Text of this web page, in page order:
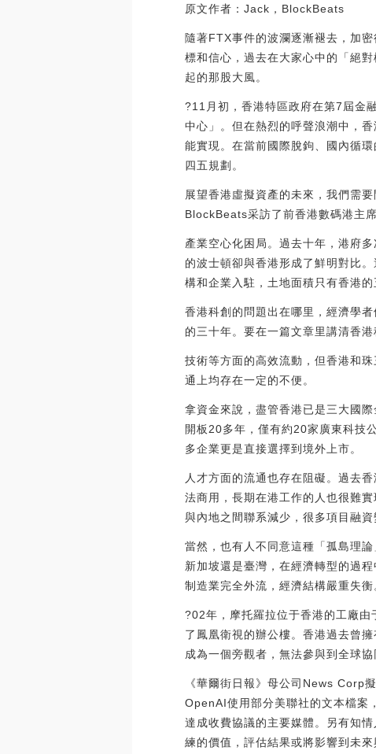
原文作者：Jack，BlockBeats
隨著FTX事件的波瀾逐漸褪去，加
標和信心，過去在大家心中的「絕
起的那股大風。
?11月初，香港特區政府在第7屆金
中心」。但在熱烈的呼聲浪潮中，
能實現。在當前國際脫鉤、國內循
四五規劃。
展望香港虛擬資產的未來，我們需
BlockBeats采訪了前香港數碼港主
產業空心化困局。過去十年，港府
的波士頓卻與香港形成了鮮明對比
構和企業入駐，土地面積只有香港
香港科創的問題出在哪里，經濟學
的三十年。要在一篇文章里講清香
技術等方面的高效流動，但香港和
通上均存在一定的不便。
拿資金來說，盡管香港已是三大國
開板20多年，僅有約20家廣東科技
多企業更是直接選擇到境外上市。
人才方面的流通也存在阻礙。過去
法商用，長期在港工作的人也很難
與內地之間聯系減少，很多項目融
當然，也有人不同意這種「孤島理
新加坡還是臺灣，在經濟轉型的過
制造業完全外流，經濟結構嚴重失衡
?02年，摩托羅拉位于香港的工廠
了鳳凰衛視的辦公樓。香港過去曾
成為一個旁觀者，無法參與到全球協
《華爾街日報》母公司News Corp
OpenAI使用部分美聯社的文本檔案
達成收費協議的主要媒體。另有知
練的價值，評估結果或將影響到未